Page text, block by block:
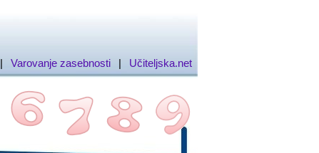
| Varovanje zasebnosti | Učiteljska.net